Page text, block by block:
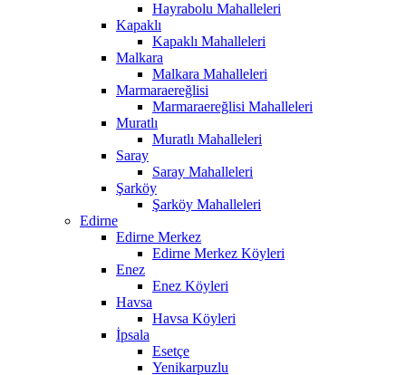
Hayrabolu Mahalleleri
Kapaklı
Kapaklı Mahalleleri
Malkara
Malkara Mahalleleri
Marmaraereğlisi
Marmaraereğlisi Mahalleleri
Muratlı
Muratlı Mahalleleri
Saray
Saray Mahalleleri
Şarköy
Şarköy Mahalleleri
Edirne
Edirne Merkez
Edirne Merkez Köyleri
Enez
Enez Köyleri
Havsa
Havsa Köyleri
İpsala
Esetçe
Yenikarpuzlu